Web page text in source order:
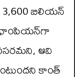
3,600 బిలియన్
ఛాంపియన్‌గా
అవి
కాంత్